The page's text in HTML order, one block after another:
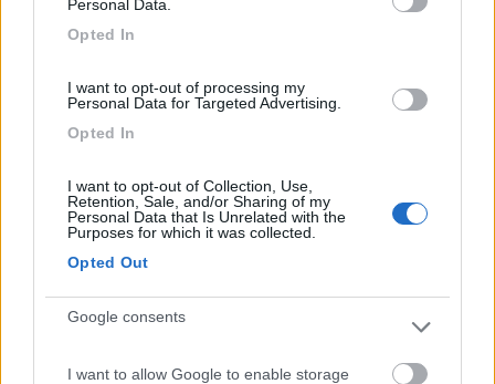
Personal Data.
Opted In
I want to opt-out of processing my
Personal Data for Targeted Advertising.
Opted In
I want to opt-out of Collection, Use,
Retention, Sale, and/or Sharing of my
Personal Data that Is Unrelated with the
Purposes for which it was collected.
Opted Out
Google consents
I want to allow Google to enable storage
Campeggio
Ostersund Stugby & Camping
Servizi / Posizione